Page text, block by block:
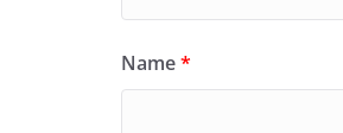
Name*